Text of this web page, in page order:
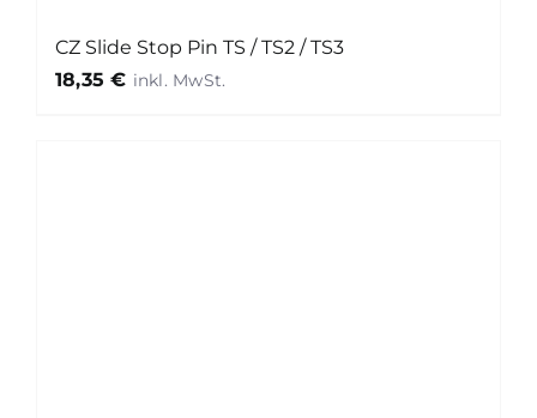
CZ Slide Stop Pin TS / TS2 / TS3
18,35€